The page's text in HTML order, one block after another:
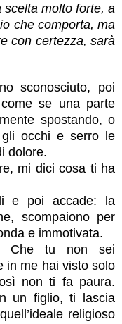
molto forte, a
che comporta, ma
con certezza, sarà
sconosciuto, poi
come se una parte
spostando, o
occhi e serro le
dolore.
mi dici cosa ti ha
e poi accade: la
scompaiono per
e immotivata.
Che tu non sei
in me hai visto solo
non ti fa paura.
un figlio, ti lascia
religioso